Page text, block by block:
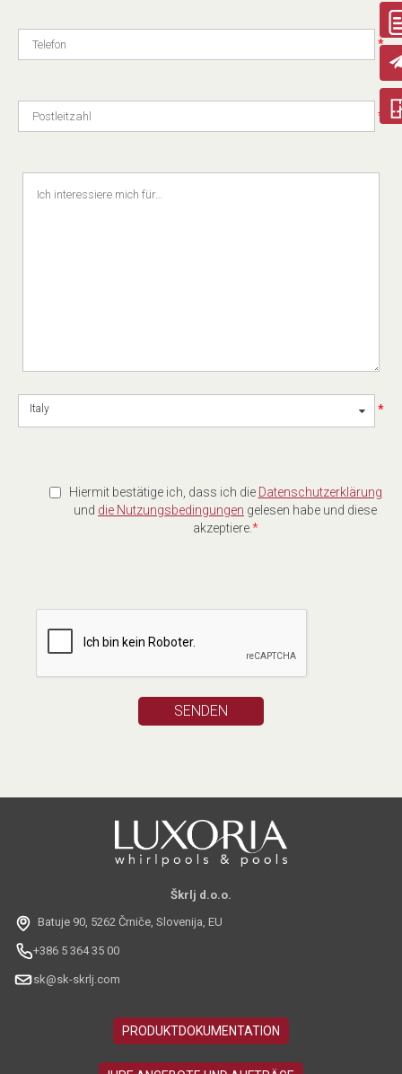
*
*
Italy *
Hiermit bestätige ich, dass ich die Datenschutzerklärung
und die Nutzungsbedingungen gelesen habe und diese
akzeptiere.*
Škrlj d.o.o.
Batuje 90, 5262 Črniče, Slovenija, EU
+386 5 364 35 00
sk@sk-skrlj.com